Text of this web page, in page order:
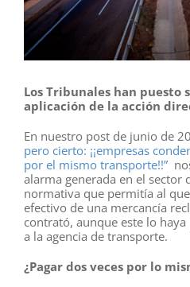
Los Tribunales han puesto
aplicación de la acción
En nuestro post de junio de
pero cierto: ¡¡empresas
por el mismo transporte!!”
alarma generada en el sector
normativa que permitía al
efectivo de una mercancía
contrató, aunque este lo
a la agencia de transporte.
¿Pagar dos veces por lo